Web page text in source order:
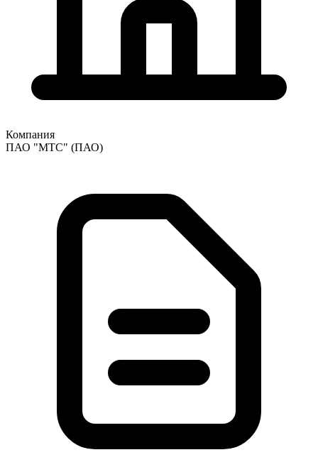
Компания
ПАО "МТС" (ПАО)